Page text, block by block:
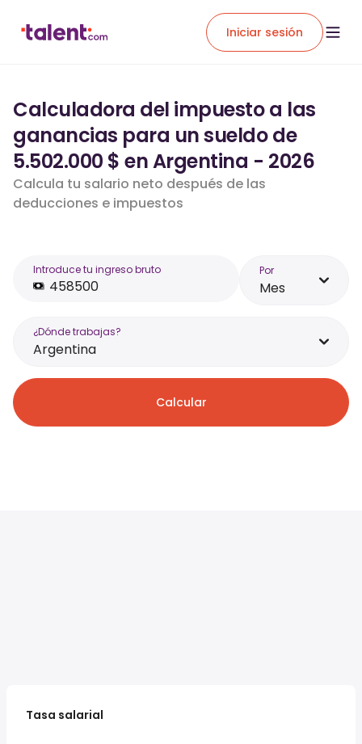
Iniciar sesión
Calculadora del impuesto a las
ganancias para un sueldo de
5.502.000 $ en Argentina - 2026
Calcula tu salario neto después de las
deducciones e impuestos
Introduce tu ingreso bruto Por
Mes
¿Dónde trabajas?
Argentina
Calcular
Tasa salarial